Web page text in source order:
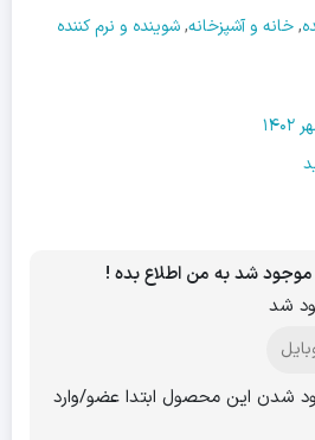
,خانه و آشپزخانه,شوینده و نرم کننده
شد به من اطلاع بده !
شد
شدن این محصول ابتدا عضو/وارد